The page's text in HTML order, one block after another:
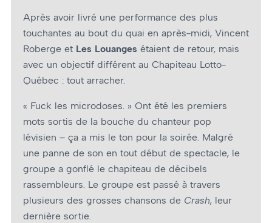
Après avoir livré une performance des plus
touchantes au bout du quai en après-midi, Vincent
Roberge et Les Louanges étaient de retour, mais
avec un objectif différent au Chapiteau Lotto-
Québec : tout arracher.
« Fuck les microdoses. » Ont été les premiers
mots sortis de la bouche du chanteur pop
lévisien – ça a mis le ton pour la soirée. Malgré
une panne de son en tout début de spectacle, le
groupe a gonflé le chapiteau de décibels
rassembleurs. Le groupe est passé à travers
plusieurs des grosses chansons de Crash, leur
dernière sortie.